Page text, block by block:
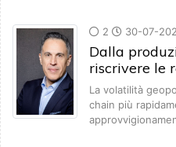
2 30-07-
Dalla
riscrivere le
La volatilità
chain più